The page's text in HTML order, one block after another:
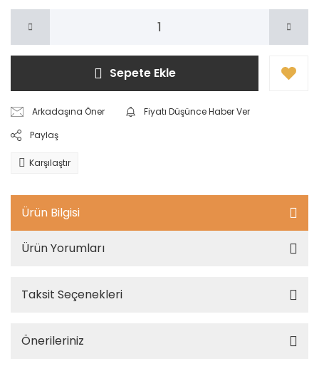
Sepete Ekle
Arkadaşına Öner
Fiyatı Düşünce Haber Ver
Paylaş
Karşılaştır
Ürün Bilgisi
Ürün Yorumları
Taksit Seçenekleri
Önerileriniz